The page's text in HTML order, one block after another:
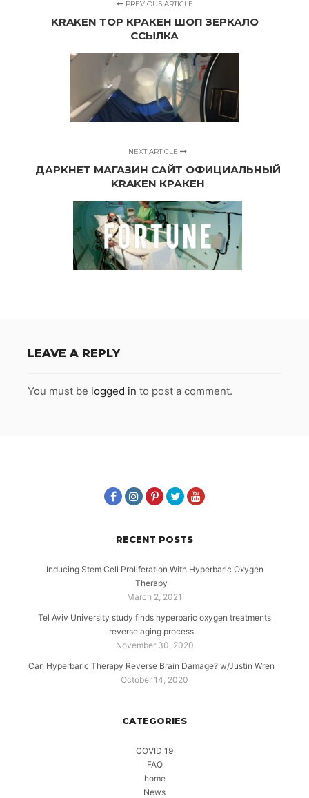
PREVIOUS ARTICLE
KRAKEN ТОР КРАКЕН ШОП ЗЕРКАЛО
ССЫЛКА
NEXT ARTICLE
ДАРКНЕТ МАГАЗИН САЙТ ОФИЦИАЛЬНЫЙ
KRAKEN КРАКЕН
LEAVE A REPLY
You must be logged in to post a comment.
RECENT POSTS
Inducing Stem Cell Proliferation With Hyperbaric Oxygen
Therapy
March 2, 2021
Tel Aviv University study finds hyperbaric oxygen treatments
reverse aging process
November 30, 2020
Can Hyperbaric Therapy Reverse Brain Damage? w/Justin Wren
October 14, 2020
CATEGORIES
COVID 19
FAQ
home
News